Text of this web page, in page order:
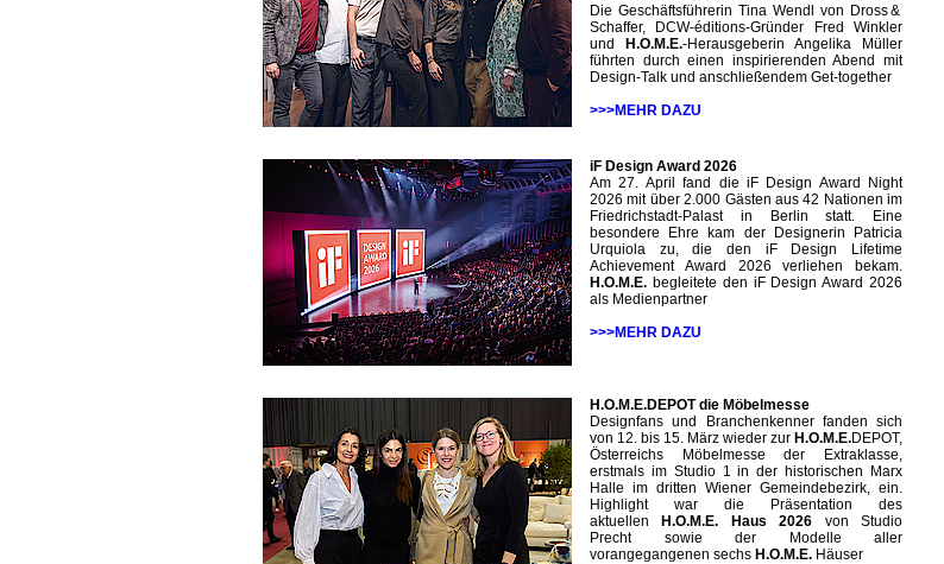
Die Geschäftsführerin Tina Wendl von Dross &
Schaffer, DCW-éditions-Gründer Fred Winkler
und
H.O.M.E.-Heraus­geberin Angelika Müller
führten durch einen inspirierenden Abend mit
Design-Talk und anschließendem Get-together
>>>MEHR DAZU
iF Design Award 2026
Am 27. April fand die iF Design Award Night
2026 mit über 2.000 Gästen aus 42 Nationen im
Friedrichstadt-Palast in Berlin statt. Eine
besondere Ehre kam der Designerin Patricia
Urquiola zu, die den iF Design Lifetime
Achievement Award 2026 verliehen bekam.
H.O.M.E. begleitete den iF Design Award 2026
als Medienpartner
>>>MEHR DAZU
H.O.M.E.DEPOT die Möbelmesse
Designfans und Branchenkenner fanden sich
von 12. bis 15. März wieder zur H.O.M.E.DEPOT,
Österreichs Möbelmesse der Extraklasse,
erstmals im Studio 1 in der historischen Marx
Halle im dritten Wiener Gemeindebezirk, ein.
Highlight war die Präsentation des
aktuellen
H.O.M.E. Haus 2026 von Studio
Precht sowie der Modelle aller
vorangegangenen sechs H.O.M.E. Häuser